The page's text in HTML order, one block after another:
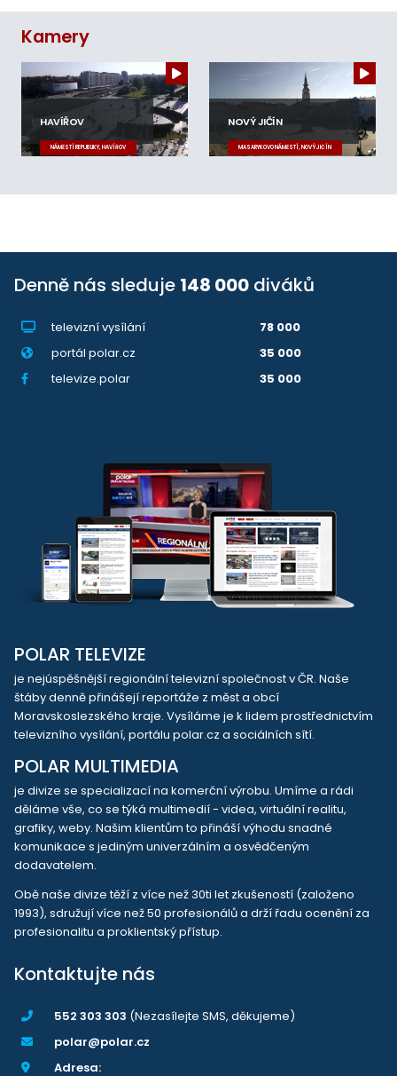
Kamery
HAVÍŘOV
NÁMĚSTÍ REPUBLIKY, HAVÍŘOV
NOVÝ JIČÍN
MASARYKOVO NÁMĚSTÍ, NOVÝ JIČÍN
Denně nás sleduje 148 000 diváků
televizní vysílání
78 000
portál polar.cz
35 000
televize.polar
35 000
POLAR TELEVIZE
je nejúspěšnější regionální televizní společnost v ČR. Naše
štáby denně přinášejí reportáže z měst a obcí
Moravskoslezského kraje. Vysíláme je k lidem prostřednictvím
televizního vysílání, portálu polar.cz a sociálních sítí.
POLAR MULTIMEDIA
je divize se specializací na komerční výrobu. Umíme a rádi
děláme vše, co se týká multimedií - videa, virtuální realitu,
grafiky, weby. Našim klientům to přináší výhodu snadné
komunikace s jediným univerzálním a osvědčeným
dodavatelem.
Obě naše divize těží z více než 30ti let zkušeností (založeno
1993), sdružují více než 50 profesionálů a drží řadu ocenění za
profesionalitu a proklientský přístup.
Kontaktujte nás
552 303 303 (Nezasílejte SMS, děkujeme)
polar@polar.cz
Adresa: